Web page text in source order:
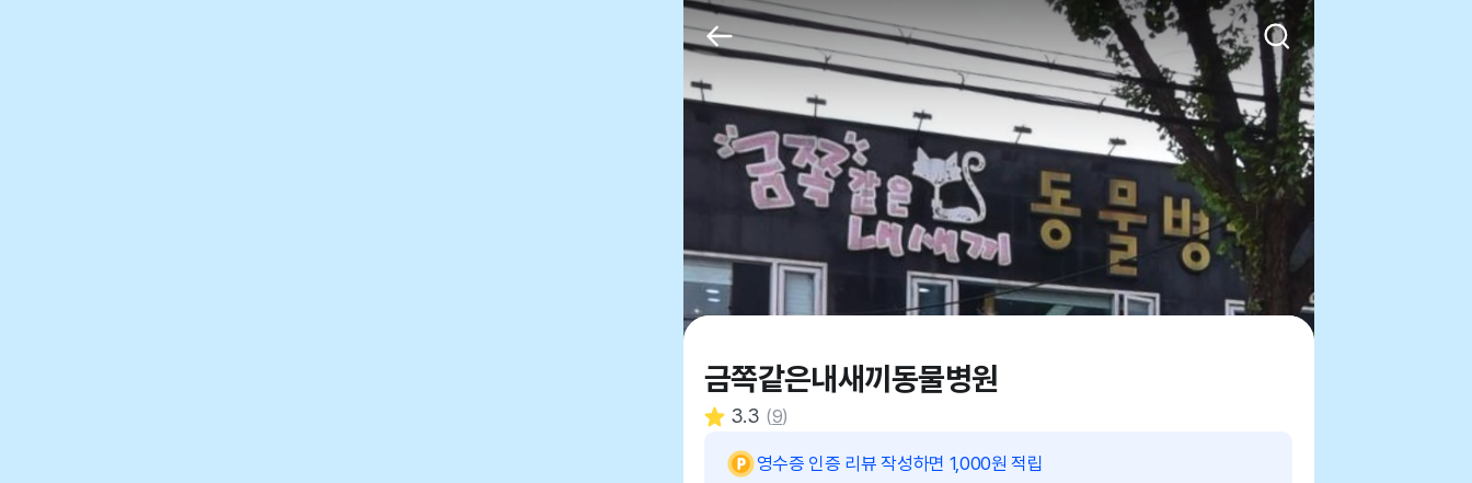
금쪽같은내새끼동물병원
3.3 (9)
영수증 인증 리뷰 작성하면 1,000원 적립